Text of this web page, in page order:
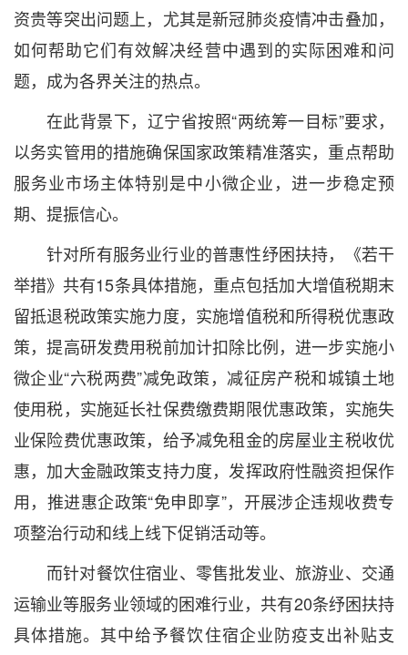
资贵等突出问题上，尤其是新冠肺炎疫情冲击叠加，
如何帮助它们有效解决经营中遇到的实际困难和问
题，成为各界关注的热点。
在此背景下，辽宁省按照“两统筹一目标”要求，
以务实管用的措施确保国家政策精准落实，重点帮助
服务业市场主体特别是中小微企业，进一步稳定预
期、提振信心。
针对所有服务业行业的普惠性纾困扶持，《若干
举措》共有15条具体措施，重点包括加大增值税期末
留抵退税政策实施力度，实施增值税和所得税优惠政
策，提高研发费用税前加计扣除比例，进一步实施小
微企业“六税两费”减免政策，减征房产税和城镇土地
使用税，实施延长社保费缴费期限优惠政策，实施失
业保险费优惠政策，给予减免租金的房屋业主税收优
惠，加大金融政策支持力度，发挥政府性融资担保作
用，推进惠企政策“免申即享”，开展涉企违规收费专
项整治行动和线上线下促销活动等。
而针对餐饮住宿业、零售批发业、旅游业、交通
运输业等服务业领域的困难行业，共有20条纾困扶持
具体措施。其中给予餐饮住宿企业防疫支出补贴支